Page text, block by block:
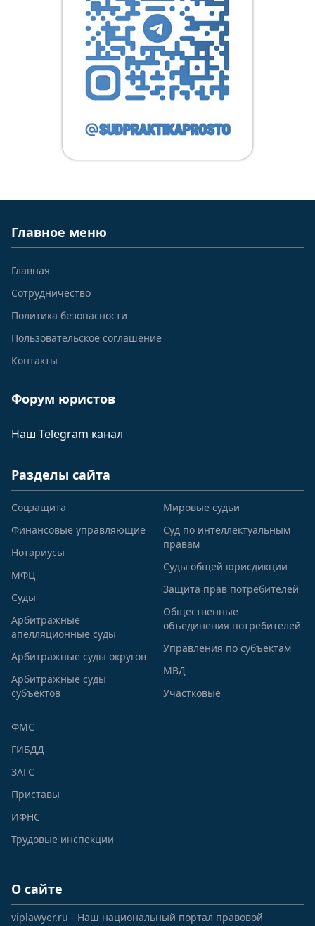
Главное меню
Главная
Сотрудничество
Политика безопасности
Пользовательское соглашение
Контакты
Форум юристов
Наш Telegram канал
Разделы сайта
Соцзащита
Финансовые управляющие
Нотариусы
МФЦ
Суды
Арбитражные
апелляционные суды
Арбитражные суды округов
Арбитражные суды
субъектов
Мировые судьи
Суд по интеллектуальным
правам
Суды общей юрисдикции
Защита прав потребителей
Общественные
объединения потребителей
Управления по субъектам
МВД
Участковые
ФМС
ГИБДД
ЗАГС
Приставы
ИФНС
Трудовые инспекции
О сайте
viplawyer.ru - Наш национальный портал правовой